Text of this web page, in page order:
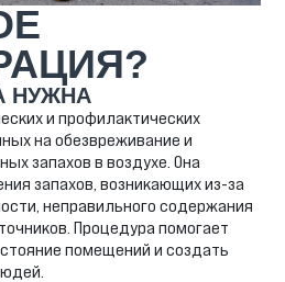
НУЖНА
и профилактических
на обезвреживание и
запахов в воздухе. Она
запахов, возникающих из-за
неправильного содержания
Процедура помогает
помещений и создать